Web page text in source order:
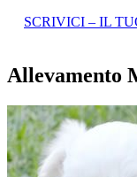
SCRIVICI – IL
Allevamento